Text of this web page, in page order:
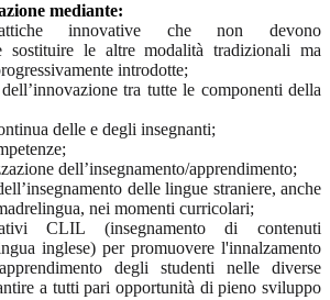
mediante:
innovative che non devono
sostituire le altre modalità tradizionali ma
introdotte;
tra tutte le componenti della
delle e degli insegnanti;
dell’insegnamento/apprendimento;
delle lingue straniere, anche
nei momenti curricolari;
CLIL (insegnamento di contenuti
inglese) per promuovere l'innalzamento
degli studenti nelle diverse
a tutti pari opportunità di pieno sviluppo